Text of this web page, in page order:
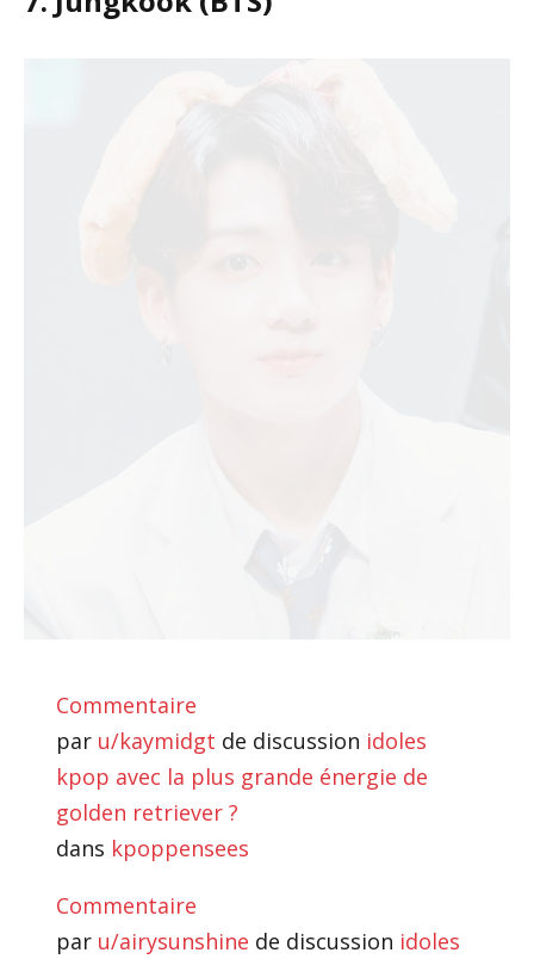
Commentaire
par u/kaymidgt de discussion idoles
kpop avec la plus grande énergie de
golden retriever ?
dans kpoppensees
Commentaire
par u/airysunshine de discussion idoles